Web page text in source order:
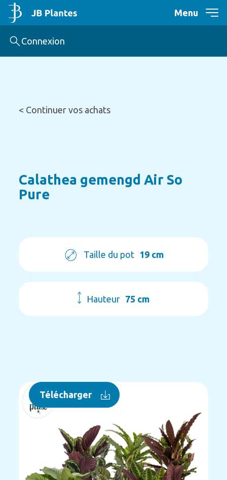
Menu
Connexion
< Continuer vos achats
Calathea gemengd Air So
Pure
Taille du pot 19 cm
Hauteur 75 cm
Télécharger